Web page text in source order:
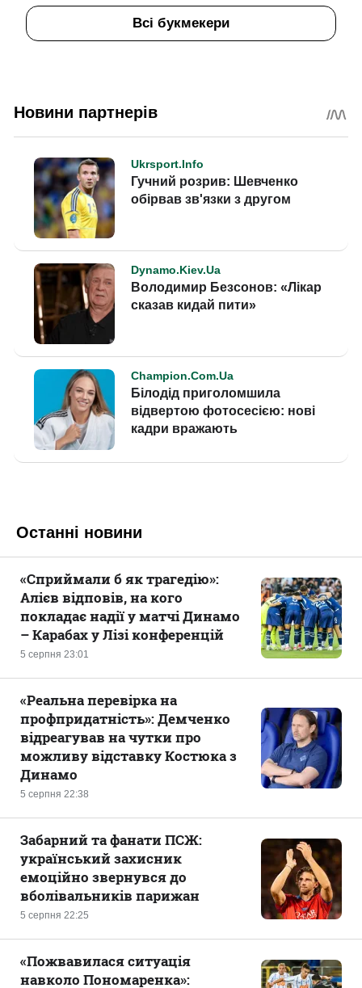
Всі букмекери
Останні новини
5 серпня 23:01
«Сприймали б як трагедію»:
Алієв відповів, на кого
покладає надії у матчі Динамо
– Карабах у Лізі конференцій
5 серпня 22:38
«Реальна перевірка на
профпридатність»: Демченко
відреагував на чутки про
можливу відставку Костюка з
Динамо
5 серпня 22:25
Забарний та фанати ПСЖ:
український захисник
емоційно звернувся до
вболівальників парижан
«Пожвавилася ситуація
навколо Пономаренка»: